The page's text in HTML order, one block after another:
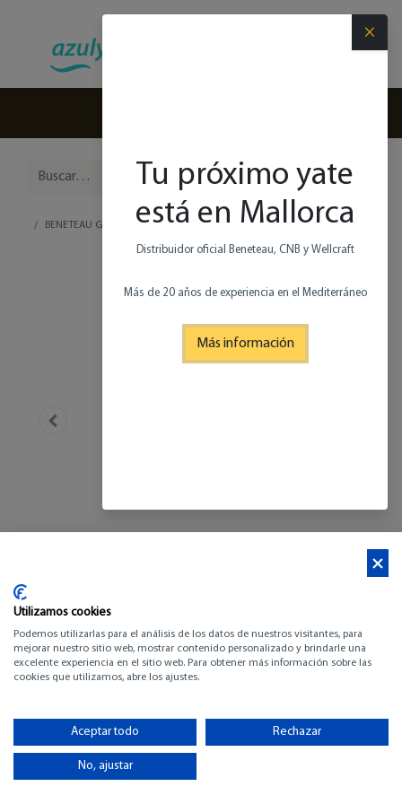
BENETEAU GRAN TURISMO 35
BENETEAU GRAN
TURISMO 35
-
×
Tu próximo yate
está en Mallorca
Distribuidor oficial Beneteau, CNB y Wellcraft
Más de 20 años de experiencia en el Mediterráneo
Más información
Utilizamos cookies
Podemos utilizarlas para el análisis de los datos de nuestros visitantes, para
mejorar nuestro sitio web, mostrar contenido personalizado y brindarle una
excelente experiencia en el sitio web. Para obtener más información sobre las
cookies que utilizamos, abre los ajustes.
Aceptar todo Rechazar
No, ajustar